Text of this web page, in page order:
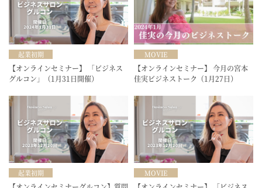
起業初期
【オンラインセミナー】 「ビジネス
グルコン」（1月31日開催）
MOVIE
【オンラインセミナー】 今月の宮本
佳実ビジネストーク（1月27日）
起業初期 MOVIE